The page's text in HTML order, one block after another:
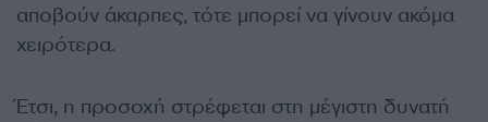
αποβούν άκαρπες, τότε μπορεί να γίνουν ακόμα
χειρότερα.
Έτσι, η προσοχή στρέφεται στη μέγιστη δυνατή